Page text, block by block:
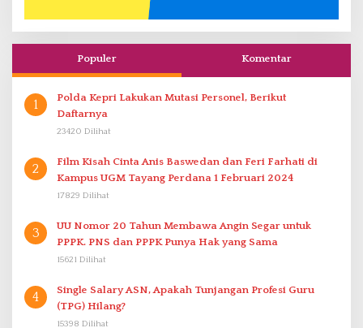
Populer Komentar
1
Polda Kepri Lakukan Mutasi Personel, Berikut
Daftarnya
23420 Dilihat
2
Film Kisah Cinta Anis Baswedan dan Feri Farhati di
Kampus UGM Tayang Perdana 1 Februari 2024
17829 Dilihat
3
UU Nomor 20 Tahun Membawa Angin Segar untuk
PPPK. PNS dan PPPK Punya Hak yang Sama
15621 Dilihat
4
Single Salary ASN, Apakah Tunjangan Profesi Guru
(TPG) Hilang?
15398 Dilihat